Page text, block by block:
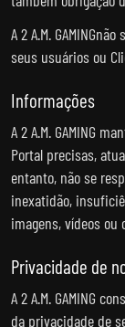
A 2 A.M.
seus usuários ou
Informações
A 2 A.M. GAMING
Portal precisas,
entanto, não se
inexatidão,
imagens, vídeos
Privacidade de
A 2 A.M. GAMING
da privacidade de